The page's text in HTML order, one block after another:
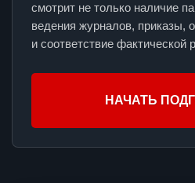
смотрит не только наличие
ведения журналов, приказы,
и соответствие фактической
НАЧАТЬ